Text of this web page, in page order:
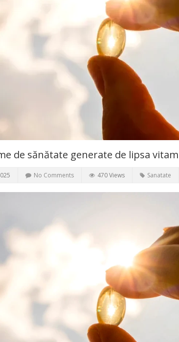
de sănătate generate de lipsa
No Comments 470 Views Sanatate